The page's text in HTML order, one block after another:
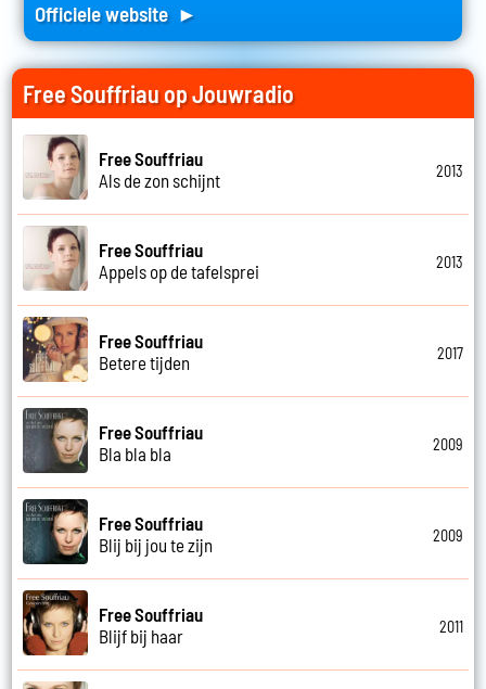
Officiele website ►
Free Souffriau op Jouwradio
Free Souffriau
Als de zon schijnt
2013
Free Souffriau
Appels op de tafelsprei
2013
Free Souffriau
Betere tijden
2017
Free Souffriau
Bla bla bla
2009
Free Souffriau
Blij bij jou te zijn
2009
Free Souffriau
Blijf bij haar
2011